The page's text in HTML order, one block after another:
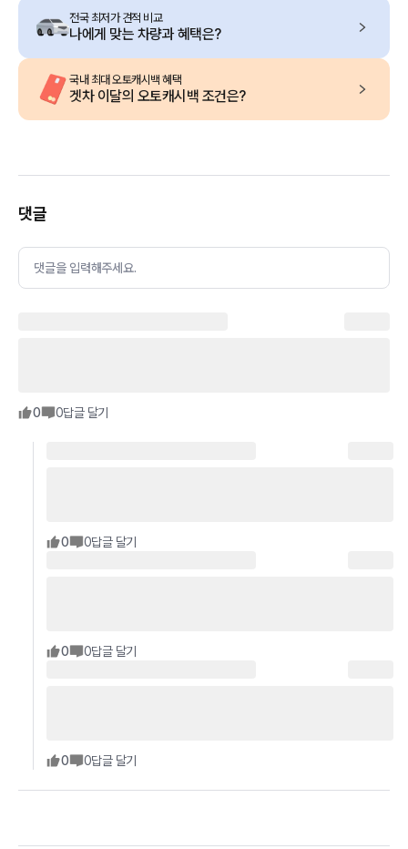
전국 최저가 견적 비교
나에게 맞는 차량과 혜택은?
국내 최대 오토캐시백 혜택
겟차 이달의 오토캐시백 조건은?
댓글
댓글을 입력해주세요.
0 0답글 달기
0 0답글 달기
0 0답글 달기
0 0답글 달기